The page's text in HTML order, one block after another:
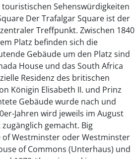
Sehenswürdigkeiten
Der Trafalgar Square ist der
Treffpunkt. Zwischen 1840
Platz befinden sich die
Gebäude um den Platz sind
House und das South Africa
Residenz des britischen
Königin Elisabeth II. und Prinz
Gebäude wurde nach und
Jahren wird jeweils im August
gemacht. Big
of Westminster oder Westminster
of Commons (Unterhaus) und